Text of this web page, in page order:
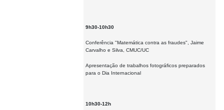
9h30-10h30
Conferência "Matemática contra as fraudes", Jaime
Carvalho e Silva, CMUC/UC
Apresentação de trabalhos fotográficos preparados
para o Dia Internacional
10h30-12h